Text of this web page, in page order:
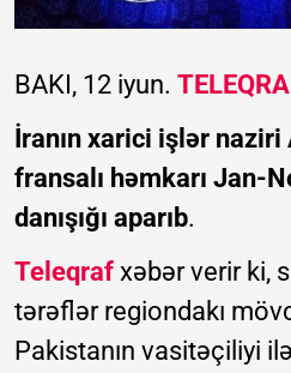
BAKI, 12 iyun.
İranın xarici işlər
fransalı həmkarı Jan-
danışığı aparıb.
Teleqraf xəbər verir ki,
tərəflər regiondakı
Pakistanın vasitəçiliyi